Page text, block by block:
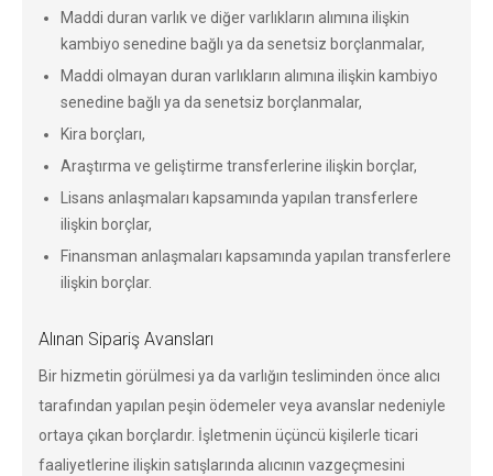
Maddi duran varlık ve diğer varlıkların alımına ilişkin
kambiyo senedine bağlı ya da senetsiz borçlanmalar,
Maddi olmayan duran varlıkların alımına ilişkin kambiyo
senedine bağlı ya da senetsiz borçlanmalar,
Kira borçları,
Araştırma ve geliştirme transferlerine ilişkin borçlar,
Lisans anlaşmaları kapsamında yapılan transferlere
ilişkin borçlar,
Finansman anlaşmaları kapsamında yapılan transferlere
ilişkin borçlar.
Alınan Sipariş Avansları
Bir hizmetin görülmesi ya da varlığın tesliminden önce alıcı
tarafından yapılan peşin ödemeler veya avanslar nedeniyle
ortaya çıkan borçlardır. İşletmenin üçüncü kişilerle ticari
faaliyetlerine ilişkin satışlarında alıcının vazgeçmesini